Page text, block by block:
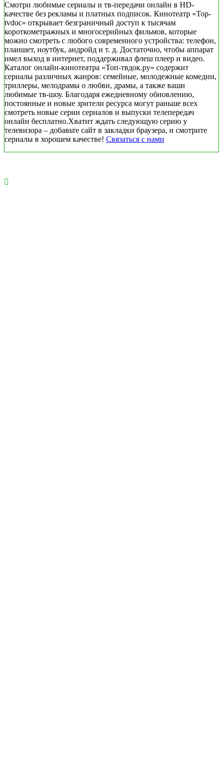
Смотри любимые сериалы и тв-передачи онлайн в HD-
качестве без рекламы и платных подписок. Кинотеатр «Top-
tvdoc» открывает безграничный доступ к тысячам
короткометражных и многосерийных фильмов, которые
можно смотреть с любого современного устройства: телефон,
планшет, ноутбук, андройд и т. д. Достаточно, чтобы аппарат
имел выход в интернет, поддерживал флеш плеер и видео.
Каталог онлайн-кинотеатра «Топ-твдок.ру» содержит
сериалы различных жанров: семейные, молодежные комедии,
триллеры, мелодрамы о любви, драмы, а также ваши
любимые тв-шоу. Благодаря ежедневному обновлению,
постоянные и новые зрители ресурса могут раньше всех
смотреть новые серии сериалов и выпуски телепередач
онлайн бесплатно.Хватит ждать следующую серию у
телевизора – добавьте сайт в закладки браузера, и смотрите
сериалы в хорошем качестве! Связаться с нами